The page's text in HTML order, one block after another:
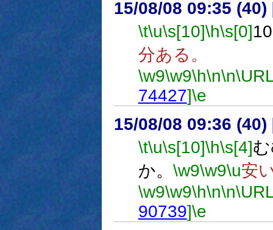
15/08/08 09:35 (40)
\t\u\s[10]\h\s[0]
分ある。
\w9\w9\h\n\n
74427]\e
15/08/08 09:36 (40)
\t\u\s[10]\h\s[4]
か。 \w9\w9\u安
\w9\w9\h\n\n
90739]\e